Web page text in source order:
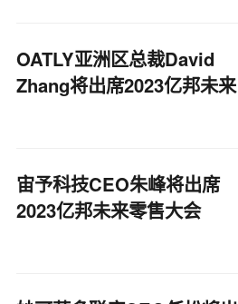
OATLY亚洲区总裁David
Zhang将出席2023亿邦未来
宙予科技CEO朱峰将出席
2023亿邦未来零售大会